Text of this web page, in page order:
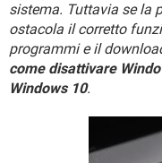
HARDWARE
INSTAGRAM
TIKTOK
HARDWARE
iOS
INSTAGRAM
TIKTOK
sistema. Tuttavia se la
ostacola il corretto
programmi e il
come disattivare
Windows 10.